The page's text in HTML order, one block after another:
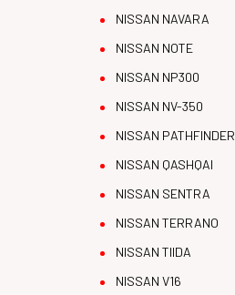
NISSAN NAVARA
NISSAN NOTE
NISSAN NP300
NISSAN NV-350
NISSAN PATHFINDER
NISSAN QASHQAI
NISSAN SENTRA
NISSAN TERRANO
NISSAN TIIDA
NISSAN V16